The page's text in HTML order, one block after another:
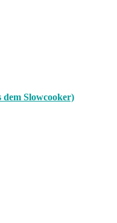
Slowcooker)